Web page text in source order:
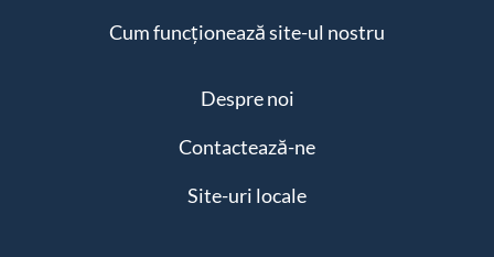
Cum funcționează site-ul nostru
Despre noi
Contactează-ne
Site-uri locale